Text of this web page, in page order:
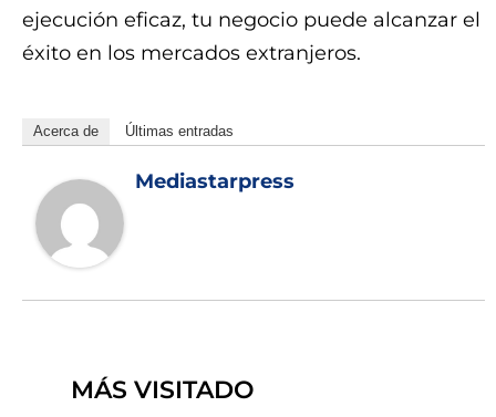
ejecución eficaz, tu negocio puede alcanzar el
éxito en los mercados extranjeros.
Acerca de Últimas entradas
Mediastarpress
MÁS VISITADO